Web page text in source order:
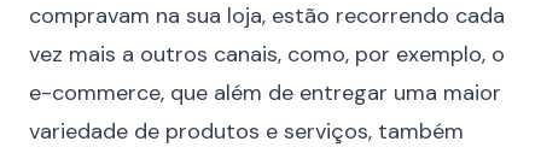
compravam na sua loja, estão recorrendo cada
vez mais a outros canais, como, por exemplo, o
e-commerce, que além de entregar uma maior
variedade de produtos e serviços, também